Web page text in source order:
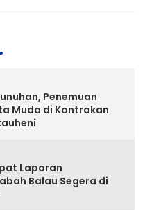
Penemuan
Muda di Kontrakan
Laporan
Balau Segera di